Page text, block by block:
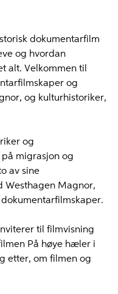
dokumentarfilm
og hvordan
alt. Velkommen til
og
og kulturhistoriker,
og
migrasjon og
av sine
Westhagen Magnor,
til filmvisning
På høye hæler i
etter, om filmen og